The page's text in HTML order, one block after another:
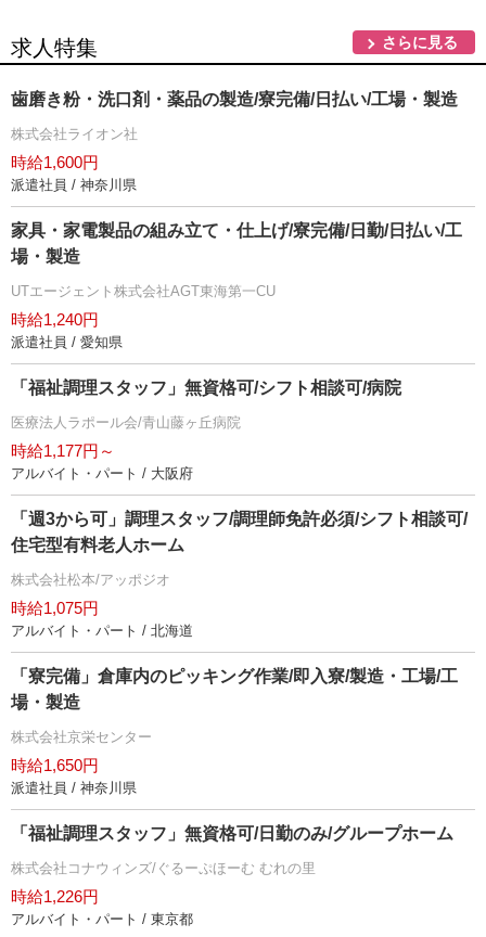
求人特集 さらに見る
歯磨き粉・洗口剤・薬品の製造/寮完備/日払い/工場・製造
株式会社ライオン社
時給1,600円
派遣社員 / 神奈川県
家具・家電製品の組み立て・仕上げ/寮完備/日勤/日払い/工
場・製造
UTエージェント株式会社AGT東海第一CU
時給1,240円
派遣社員 / 愛知県
「福祉調理スタッフ」無資格可/シフト相談可/病院
医療法人ラポール会/青山藤ヶ丘病院
時給1,177円～
アルバイト・パート / 大阪府
「週3から可」調理スタッフ/調理師免許必須/シフト相談可/
住宅型有料老人ホーム
株式会社松本/アッポジオ
時給1,075円
アルバイト・パート / 北海道
「寮完備」倉庫内のピッキング作業/即入寮/製造・工場/工
場・製造
株式会社京栄センター
時給1,650円
派遣社員 / 神奈川県
「福祉調理スタッフ」無資格可/日勤のみ/グループホーム
株式会社コナウィンズ/ぐるーぷほーむ むれの里
時給1,226円
アルバイト・パート / 東京都